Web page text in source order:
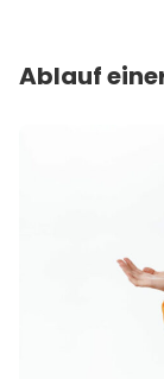
Ablauf